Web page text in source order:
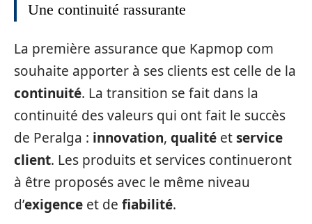
Une continuité rassurante
La première assurance que Kapmop com
souhaite apporter à ses clients est celle de la
continuité. La transition se fait dans la
continuité des valeurs qui ont fait le succès
de Peralga : innovation, qualité etservice
client. Les produits et services continueront
à être proposés avec le même niveau
d’exigence et de fiabilité.